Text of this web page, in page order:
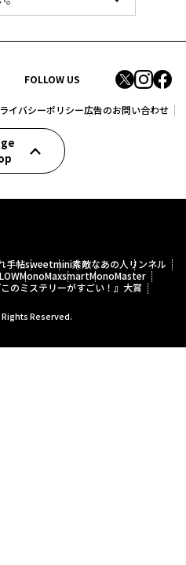
FOLLOW US
イバシーポリシー広告のお問い合わせ
手帖sweetmini素敵なあの人 リンネル
MonoMaxsmartMonoMaster
このミステリーがすごい！』大賞
Reserved.